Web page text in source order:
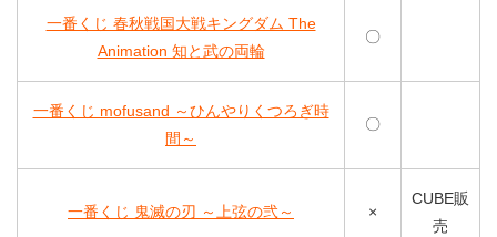
一番くじ 春秋戦国大戦キングダム The
Animation 知と武の両輪
〇
一番くじ mofusand ～ひんやりくつろぎ時
間～
〇
一番くじ 鬼滅の刃 ～上弦の弐～ ×
CUBE販
売